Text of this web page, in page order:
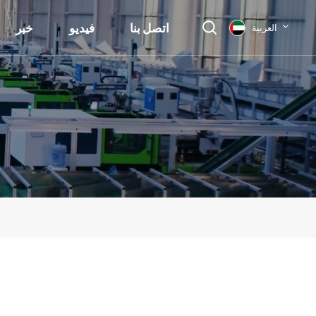
خبر فيديو اتصل بنا العربية
English
français
Deutsch
русский